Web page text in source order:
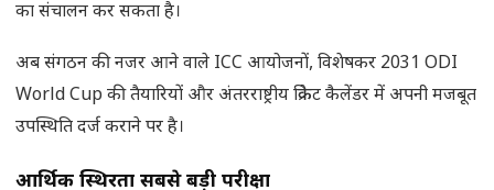
का संचालन कर सकता है।
अब संगठन की नजर आने वाले ICC आयोजनों, विशेषकर 2031 ODI
World Cup की तैयारियों और अंतरराष्ट्रीय क्रिकेट कैलेंडर में अपनी मजबूत
उपस्थिति दर्ज कराने पर है।
आर्थिक स्थिरता सबसे बड़ी परीक्षा